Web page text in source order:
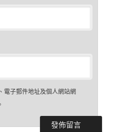
電子郵件地址及個人網站網